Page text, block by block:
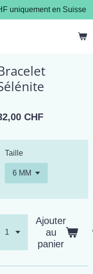
uniquement en Suisse
CHF
Taille
Ajouter
au
panier